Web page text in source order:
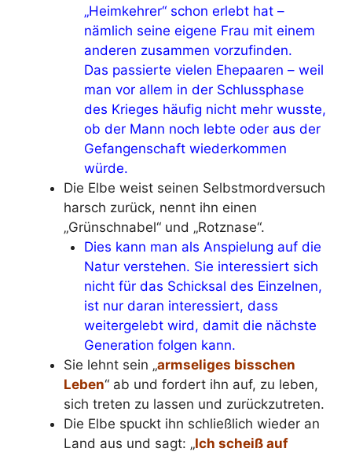
„Heimkehrer“ schon erlebt hat –
nämlich seine eigene Frau mit einem
anderen zusammen vorzufinden.
Das passierte vielen Ehepaaren – weil
man vor allem in der Schlussphase
des Krieges häufig nicht mehr wusste,
ob der Mann noch lebte oder aus der
Gefangenschaft wiederkommen
würde.
Die Elbe weist seinen Selbstmordversuch
harsch zurück, nennt ihn einen
„Grünschnabel“ und „Rotznase“.
Dies kann man als Anspielung auf die
Natur verstehen. Sie interessiert sich
nicht für das Schicksal des Einzelnen,
ist nur daran interessiert, dass
weitergelebt wird, damit die nächste
Generation folgen kann.
Sie lehnt sein „armseliges bisschen
Leben“ ab und fordert ihn auf, zu leben,
sich treten zu lassen und zurückzutreten.
Die Elbe spuckt ihn schließlich wieder an
Land aus und sagt: „Ich scheiß auf